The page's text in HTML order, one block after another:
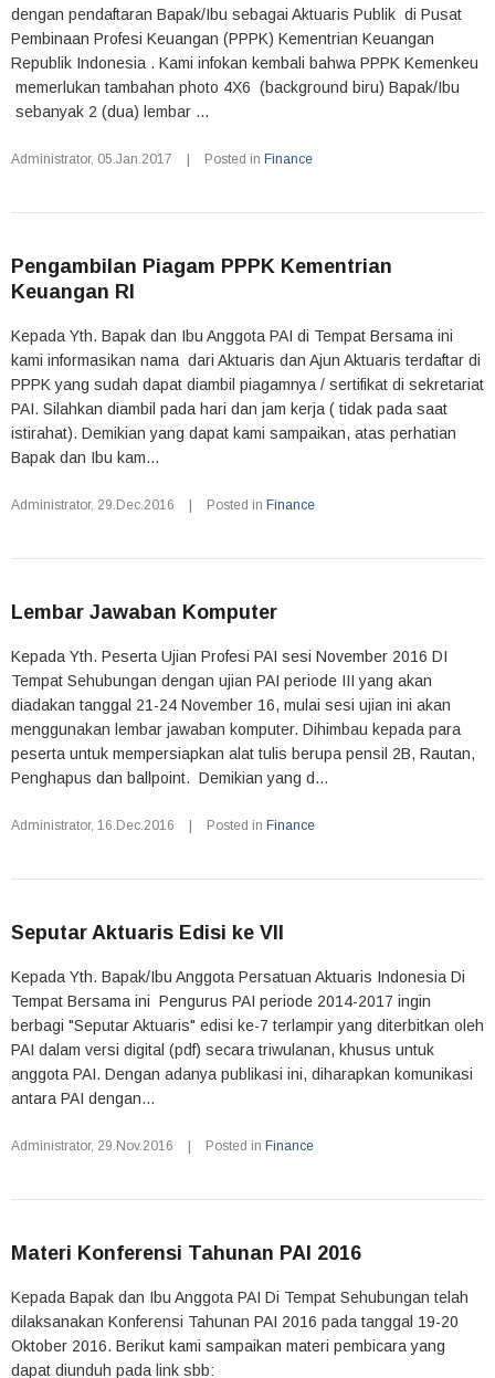
dengan pendaftaran Bapak/Ibu sebagai Aktuaris Publik di Pusat
Pembinaan Profesi Keuangan (PPPK) Kementrian Keuangan
Republik Indonesia . Kami infokan kembali bahwa PPPK Kemenkeu
memerlukan tambahan photo 4X6 (background biru) Bapak/Ibu
sebanyak 2 (dua) lembar ...
Administrator, 05.Jan.2017 Posted in Finance
Pengambilan Piagam PPPK Kementrian
Keuangan RI
Kepada Yth. Bapak dan Ibu Anggota PAI di Tempat Bersama ini
kami informasikan nama dari Aktuaris dan Ajun Aktuaris terdaftar di
PPPK yang sudah dapat diambil piagamnya / sertifikat di sekretariat
PAI. Silahkan diambil pada hari dan jam kerja ( tidak pada saat
istirahat). Demikian yang dapat kami sampaikan, atas perhatian
Bapak dan Ibu kam...
Administrator, 29.Dec.2016 Posted in Finance
Lembar Jawaban Komputer
Kepada Yth. Peserta Ujian Profesi PAI sesi November 2016 DI
Tempat Sehubungan dengan ujian PAI periode III yang akan
diadakan tanggal 21-24 November 16, mulai sesi ujian ini akan
menggunakan lembar jawaban komputer. Dihimbau kepada para
peserta untuk mempersiapkan alat tulis berupa pensil 2B, Rautan,
Penghapus dan ballpoint. Demikian yang d...
Administrator, 16.Dec.2016 Posted in Finance
Seputar Aktuaris Edisi ke VII
Kepada Yth. Bapak/Ibu Anggota Persatuan Aktuaris Indonesia Di
Tempat Bersama ini Pengurus PAI periode 2014-2017 ingin
berbagi "Seputar Aktuaris" edisi ke-7 terlampir yang diterbitkan oleh
PAI dalam versi digital (pdf) secara triwulanan, khusus untuk
anggota PAI. Dengan adanya publikasi ini, diharapkan komunikasi
antara PAI dengan...
Administrator, 29.Nov.2016 Posted in Finance
Materi Konferensi Tahunan PAI 2016
Kepada Bapak dan Ibu Anggota PAI Di Tempat Sehubungan telah
dilaksanakan Konferensi Tahunan PAI 2016 pada tanggal 19-20
Oktober 2016. Berikut kami sampaikan materi pembicara yang
dapat diunduh pada link sbb: